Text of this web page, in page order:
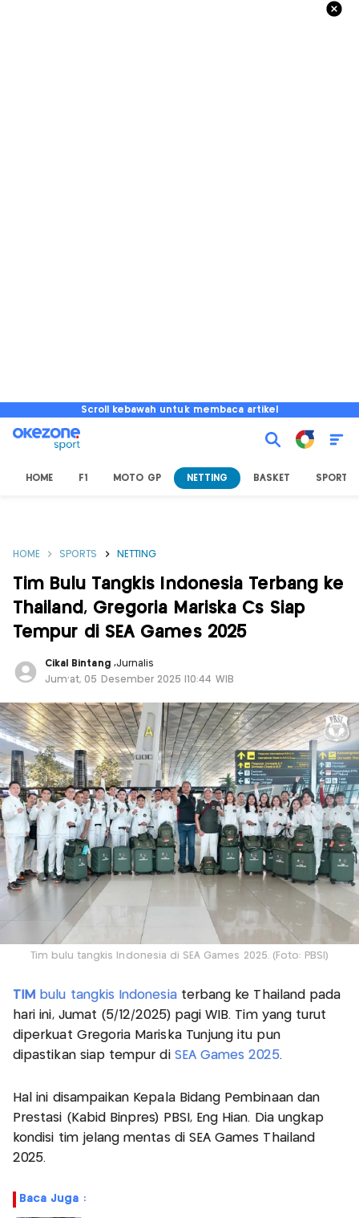
Scroll kebawah untuk membaca artikel
HOME F1 MOTO GP NETTING BASKET SPORT
HOME SPORTS NETTING
Tim Bulu Tangkis Indonesia Terbang ke
Thailand, Gregoria Mariska Cs Siap
Tempur di SEA Games 2025
Cikal Bintang ,Jurnalis
Jum'at, 05 Desember 2025 |10:44 WIB
Tim bulu tangkis Indonesia di SEA Games 2025. (Foto: PBSI)
TIM bulu tangkis Indonesiaterbang ke Thailand pada
hari ini, Jumat (5/12/2025) pagi WIB. Tim yang turut
diperkuat Gregoria Mariska Tunjung itu pun
dipastikan siap tempur di SEA Games 2025.
Hal ini disampaikan Kepala Bidang Pembinaan dan
Prestasi (Kabid Binpres) PBSI, Eng Hian. Dia ungkap
kondisi tim jelang mentas di SEA Games Thailand
2025.
Baca Juga :